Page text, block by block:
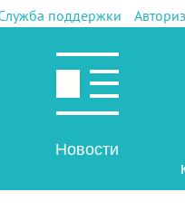
поддержки
Новости